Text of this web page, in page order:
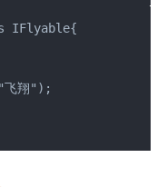
IFlyable{
翔");